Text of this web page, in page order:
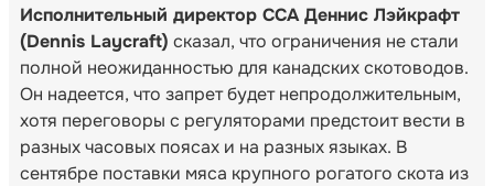
Исполнительный директор CCA Деннис Лэйкрафт
(Dennis Laycraft) сказал, что ограничения не стали
полной неожиданностью для канадских скотоводов.
Он надеется, что запрет будет непродолжительным,
хотя переговоры с регуляторами предстоит вести в
разных часовых поясах и на разных языках. В
сентябре поставки мяса крупного рогатого скота из